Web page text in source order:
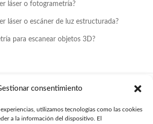
consentimiento
utilizamos tecnologías como las cookies
a la información del dispositivo. El
láser o fotogrametría?
láser o escáner de luz estructurada?
para escanear objetos 3D?